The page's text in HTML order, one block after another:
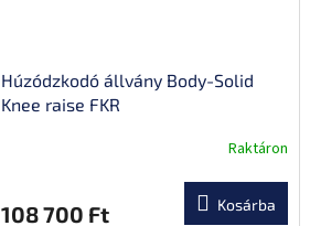
Húzódzkodó állvány Body-Solid
Knee raise FKR
Raktáron
108 700 Ft Kosárba